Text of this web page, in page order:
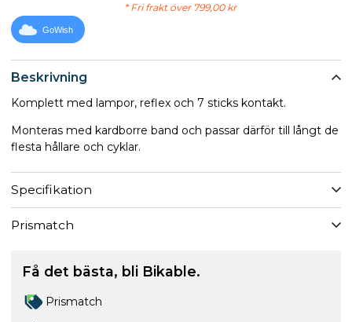
Beskrivning
Komplett med lampor, reflex och 7 sticks kontakt.
Monteras med kardborre band och passar därför till långt de
flesta hållare och cyklar.
Specifikation
Prismatch
* Fri frakt över 799,00 kr
GoWish
Få det bästa, bli Bikable.
Prismatch